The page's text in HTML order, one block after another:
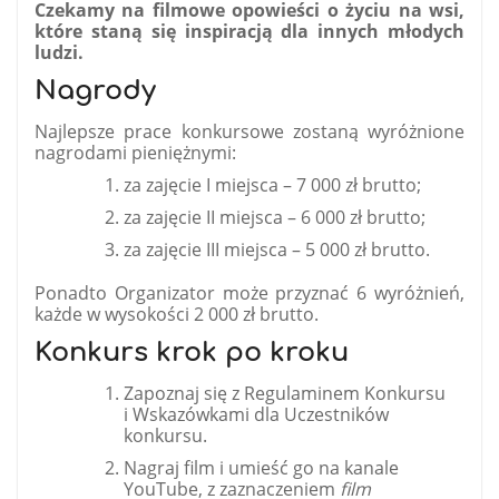
Czekamy na filmowe opowieści o życiu na wsi,
które staną się inspiracją dla innych młodych
ludzi.
Nagrody
Najlepsze prace konkursowe zostaną wyróżnione
nagrodami pieniężnymi:
za zajęcie I miejsca – 7 000 zł brutto;
za zajęcie II miejsca – 6 000 zł brutto;
za zajęcie III miejsca – 5 000 zł brutto.
Ponadto Organizator może przyznać 6 wyróżnień,
każde w wysokości 2 000 zł brutto.
Konkurs krok po kroku
Zapoznaj się z Regulaminem Konkursu
i Wskazówkami dla Uczestników
konkursu.
Nagraj film i umieść go na kanale
YouTube, z zaznaczeniem film